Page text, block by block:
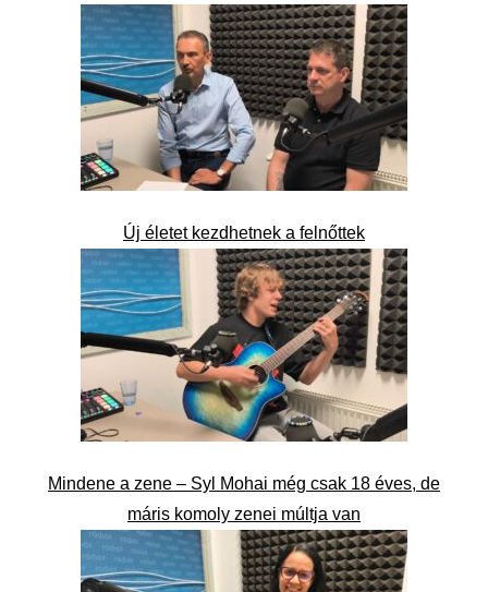
Új életet kezdhetnek a felnőttek
Mindene a zene – Syl Mohai még csak 18 éves, de
máris komoly zenei múltja van